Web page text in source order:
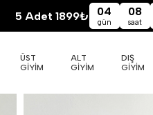
5 Adet 1899₺ 04
gün
08
saat
ÜST
GİYİM
ALT
GİYİM
DIŞ
GİYİM